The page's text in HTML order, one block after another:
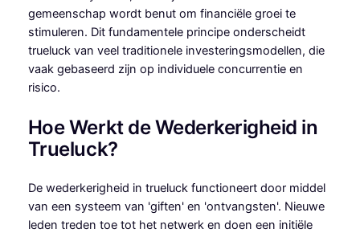
gemeenschap wordt benut om financiële groei te
stimuleren. Dit fundamentele principe onderscheidt
trueluck van veel traditionele investeringsmodellen, die
vaak gebaseerd zijn op individuele concurrentie en
risico.
Hoe Werkt de Wederkerigheid in
Trueluck?
De wederkerigheid in trueluck functioneert door middel
van een systeem van 'giften' en 'ontvangsten'. Nieuwe
leden treden toe tot het netwerk en doen een initiële